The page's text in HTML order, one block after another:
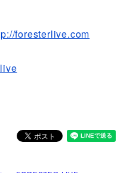
foresterlive.com